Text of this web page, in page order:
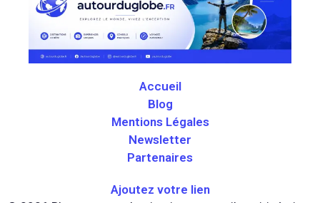
Accueil
Blog
Mentions Légales
Newsletter
Partenaires
Ajoutez votre lien